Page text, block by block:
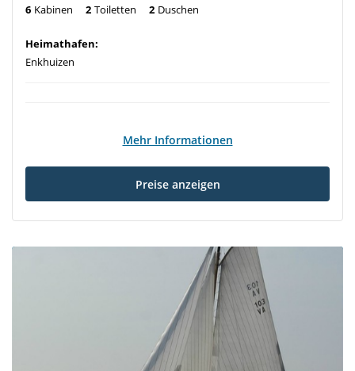
6 Kabinen 2 Toiletten 2 Duschen
Heimathafen:
Enkhuizen
Mehr Informationen
Preise anzeigen